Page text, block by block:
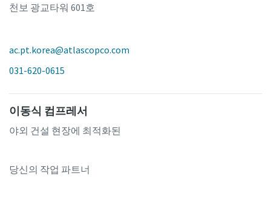
천보 광교타워 601호
ac.pt.korea@atlascopco.com
031-620-0615
이동식 컴프레서
야외 건설 현장에 최적화된
당신의 작업 파트너